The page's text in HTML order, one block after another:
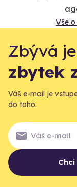
Vše
Zbývá
zbytek
Váš e-mail je
do toho.